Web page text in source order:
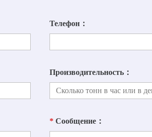
Телефон：
Производительность：
* Сообщение：